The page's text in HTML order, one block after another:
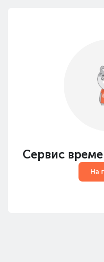
Сервис
На